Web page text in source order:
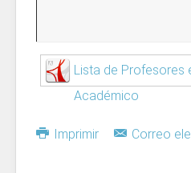
Lista de Profesores
Académico
Imprimir Correo